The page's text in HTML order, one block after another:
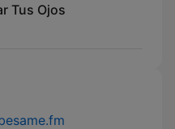
Tus Ojos